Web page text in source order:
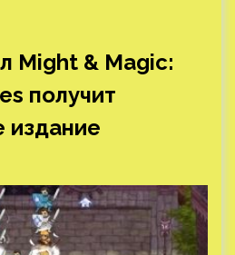
Might & Magic:
получит
издание